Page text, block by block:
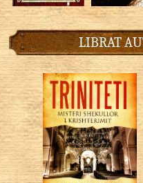
LIBRAT